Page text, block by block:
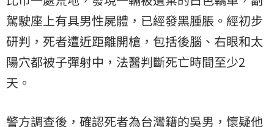
駕駛座上有具男性屍體，已經發黑腫脹。經初步
研判，死者遭近距離開槍，包括後腦、右眼和太
陽穴都被子彈射中，法醫判斷死亡時間至少2
天。
警方調查後，確認死者為台灣籍的吳男，懷疑他